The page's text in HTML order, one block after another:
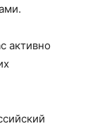
активно